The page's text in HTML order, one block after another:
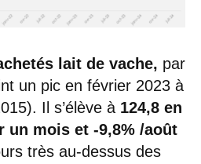
lait de vache, par
un pic en février 2023 à
Il s’élève à 124,8 en
un mois et -9,8% /août
très au-dessus des